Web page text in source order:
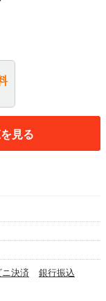
見る
決済
銀行振込